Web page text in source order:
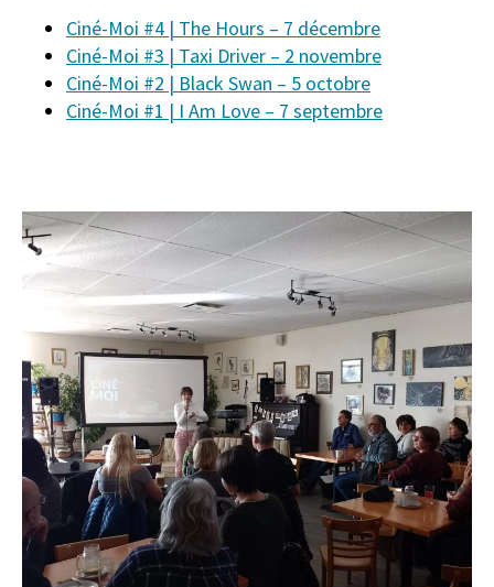
Ciné-Moi #4 | The Hours – 7 décembre
Ciné-Moi #3 | Taxi Driver – 2 novembre
Ciné-Moi #2 | Black Swan – 5 octobre
Ciné-Moi #1 | I Am Love – 7 septembre